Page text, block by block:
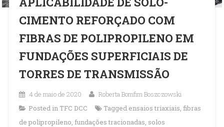
CIMENTO REFORÇADO COM
FIBRAS DE POLIPROPILENO EM
FUNDAÇÕES SUPERFICIAIS DE
TORRES DE TRANSMISSÃO
4 de maio de 2020
Roberta Bomfim Boszczowski
Posted in TFC DCC Tagged ensaios triaxiais, fibras
de polipropileno, fundações tracionadas, solos